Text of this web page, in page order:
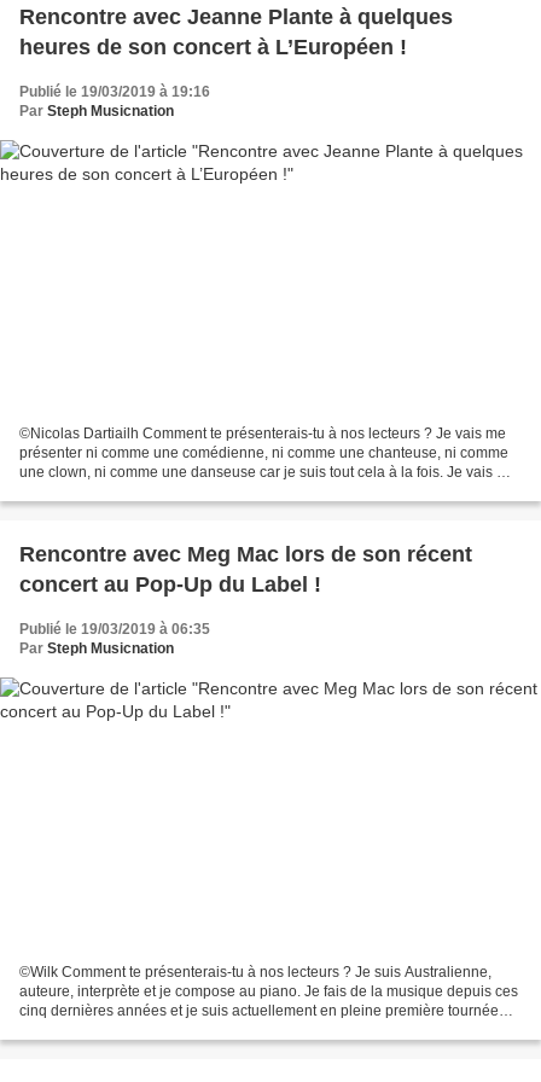
Rencontre avec Jeanne Plante à quelques
heures de son concert à L’Européen !
Publié le 19/03/2019 à 19:16
Par Steph Musicnation
©Nicolas Dartiailh Comment te présenterais-tu à nos lecteurs ? Je vais me
présenter ni comme une comédienne, ni comme une chanteuse, ni comme
une clown, ni comme une danseuse car je suis tout cela à la fois. Je vais me
Rencontre avec Meg Mac lors de son récent
concert au Pop-Up du Label !
Publié le 19/03/2019 à 06:35
Par Steph Musicnation
©Wilk Comment te présenterais-tu à nos lecteurs ? Je suis Australienne,
auteure, interprète et je compose au piano. Je fais de la musique depuis ces
cinq dernières années et je suis actuellement en pleine première tournée